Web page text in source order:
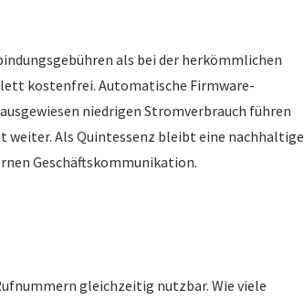
als bei der herkömmlichen
kostenfrei. Automatische Firmware-
niedrigen Stromverbrauch führen
weiter. Als Quintessenz bleibt eine nachhaltige
Geschäftskommunikation.
gleichzeitig nutzbar. Wie viele